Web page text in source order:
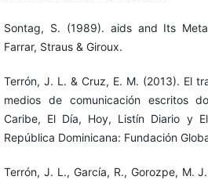
Sontag, S. (1989). aids and Its
Farrar, Straus & Giroux.
Terrón, J. L. & Cruz, E. M. (2013). El
medios de comunicación escritos
Caribe, El Día, Hoy, Listín Diario y
República Dominicana: Fundación
Terrón, J. L., García, R., Gorozpe, M.